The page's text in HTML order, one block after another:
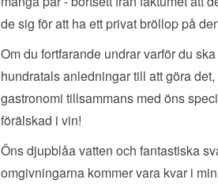
de sig för att ha ett privat bröllop på
Om du fortfarande undrar varför du
hundratals anledningar till att göra
gastronomi tillsammans med öns
förälskad i vin!
Öns djupblåa vatten och fantastiska
omgivningarna kommer vara kvar i